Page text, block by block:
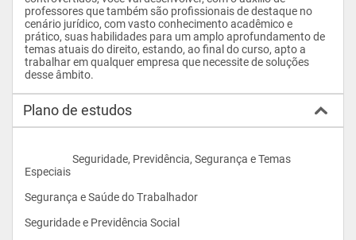
professores que também são profissionais de destaque no
cenário jurídico, com vasto conhecimento acadêmico e
prático, suas habilidades para um amplo aprofundamento de
temas atuais do direito, estando, ao final do curso, apto a
trabalhar em qualquer empresa que necessite de soluções
Plano de estudos
Especiais
Segurança e Saúde do Trabalhador
Seguridade e Previdência Social